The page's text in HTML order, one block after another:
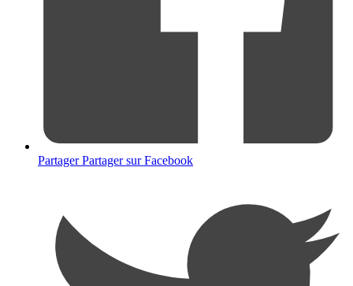
Partager Partager sur Facebook